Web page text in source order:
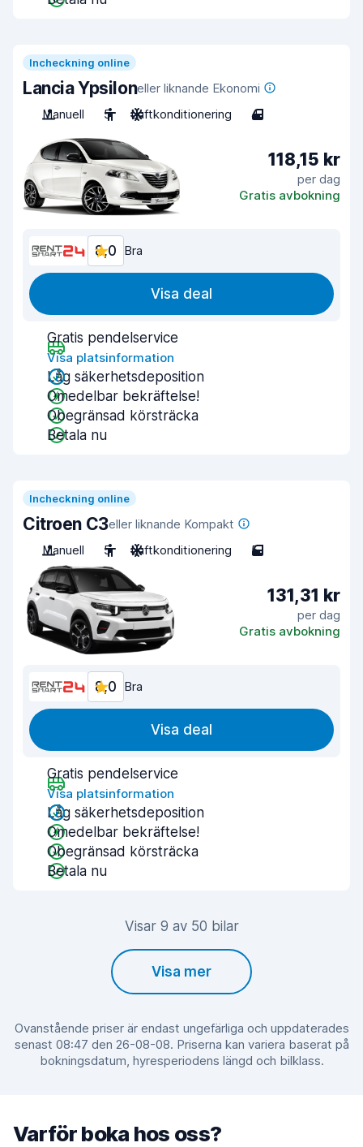
Incheckning online
Lancia Ypsiloneller liknande Ekonomi
Manuell
5 Luftkonditionering 4
118,15 kr
per dag
Gratis avbokning
8,0 Bra
Visa deal
Gratis pendelservice
Visa platsinformation
Låg säkerhetsdeposition
Omedelbar bekräftelse!
Obegränsad körsträcka
Betala nu
Incheckning online
Citroen C3eller liknande Kompakt
Manuell
5 Luftkonditionering 5
131,31 kr
per dag
Gratis avbokning
8,0 Bra
Visa deal
Gratis pendelservice
Visa platsinformation
Låg säkerhetsdeposition
Omedelbar bekräftelse!
Obegränsad körsträcka
Betala nu
Visar 9 av 50 bilar
Visa mer
Ovanstående priser är endast ungefärliga och uppdaterades
senast 08:47 den 26-08-08. Priserna kan variera baserat på
bokningsdatum, hyresperiodens längd och bilklass.
Varför boka hos oss?